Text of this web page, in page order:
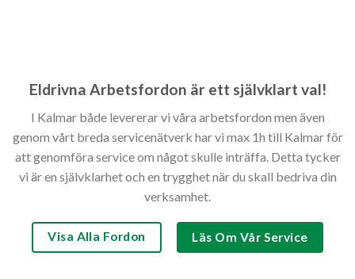
Eldrivna Arbetsfordon är ett självklart val!
I Kalmar både levererar vi våra arbetsfordon men även
genom vårt breda servicenätverk har vi max 1h till Kalmar för
att genomföra service om något skulle inträffa. Detta tycker
vi är en självklarhet och en trygghet när du skall bedriva din
verksamhet.
Visa Alla Fordon Läs Om Vår Service